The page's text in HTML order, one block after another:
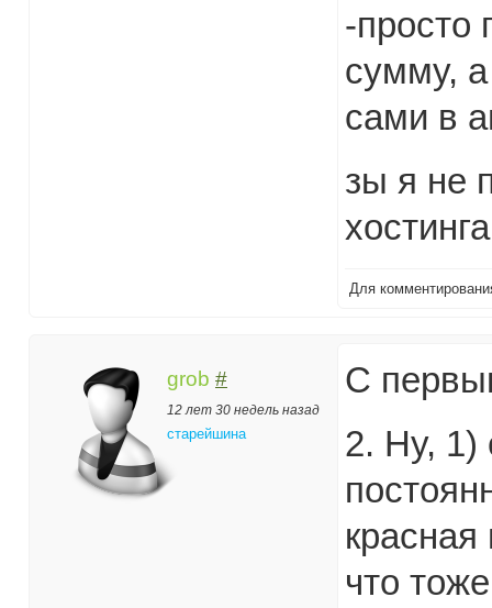
-просто
сумму,
сами в
зы я не
хостинга
Для
grob #
12 лет 30 недель назад
старейшина
С
2. Ну, 1)
что